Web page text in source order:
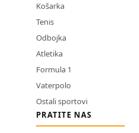
Košarka
Tenis
Odbojka
Atletika
Formula 1
Vaterpolo
Ostali sportovi
PRATITE NAS